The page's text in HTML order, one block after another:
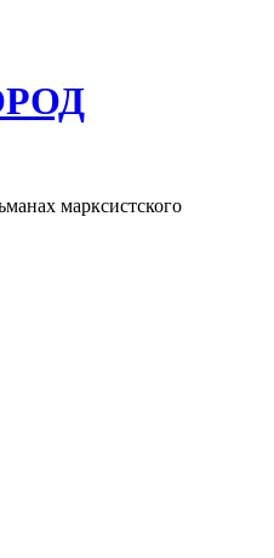
марксистского